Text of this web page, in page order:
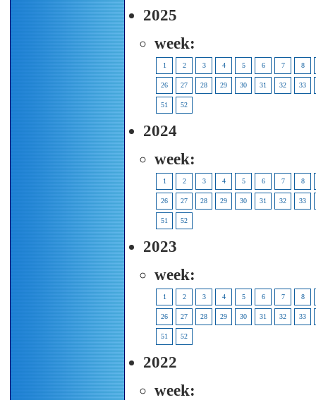
2025
week:
1 2 3 4 5 6 7 8
26 27 28 29 30 31 32 33
51 52
2024
week:
1 2 3 4 5 6 7 8
26 27 28 29 30 31 32 33
51 52
2023
week:
1 2 3 4 5 6 7 8
26 27 28 29 30 31 32 33
51 52
2022
week: